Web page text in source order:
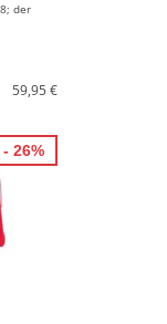
der
59,95 €
- 26%